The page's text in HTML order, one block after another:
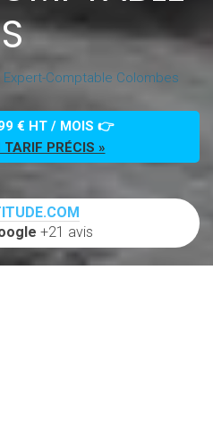
Expert-Comptable Colombes
€ HT / MOIS 👉
TARIF PRÉCIS »
+21 avis